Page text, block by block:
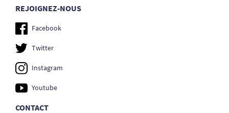
REJOIGNEZ-NOUS
Facebook
Twitter
Instagram
Youtube
CONTACT